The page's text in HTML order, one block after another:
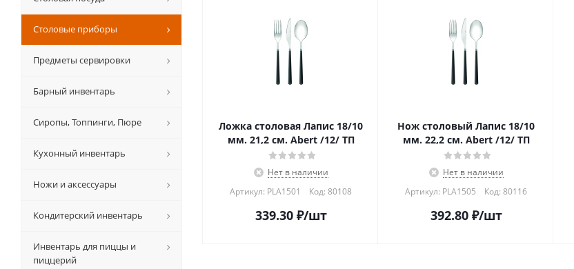
Ложка столовая Лапис 18/10
мм. 21,2 см. Abert /12/ ТП
Нет в наличии
Артикул: PLA1501
Код: 80108
339.30₽/шт
Нож столовый Лапис 18/10
мм. 22,2 см. Abert /12/ ТП
Нет в наличии
Артикул: PLA1505
Код: 80116
392.80₽/шт
Столовые приборы
Предметы сервировки
Барный инвентарь
Сиропы, Топпинги, Пюре
Кухонный инвентарь
Ножи и аксессуары
Кондитерский инвентарь
Инвентарь для пиццы и
пиццерий